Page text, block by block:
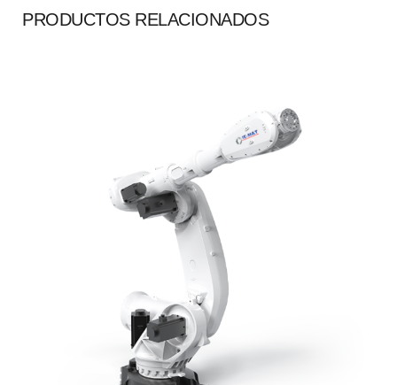
PRODUCTOS RELACIONADOS